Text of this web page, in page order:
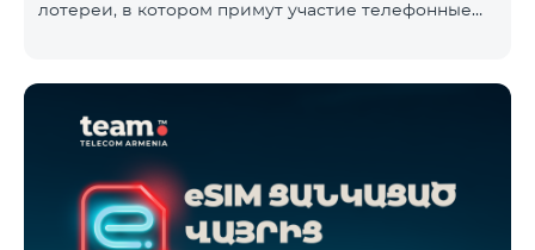
лотереи, в котором примут участие телефонные
Выигравшие номера телефонов будут выбраны с
помощью генератора случайных чисел. Следите за
нами на официальных каналах Team в Facebook и
YouTube. Подробнее:
https://www.telecomarmenia.am/ru/B2S